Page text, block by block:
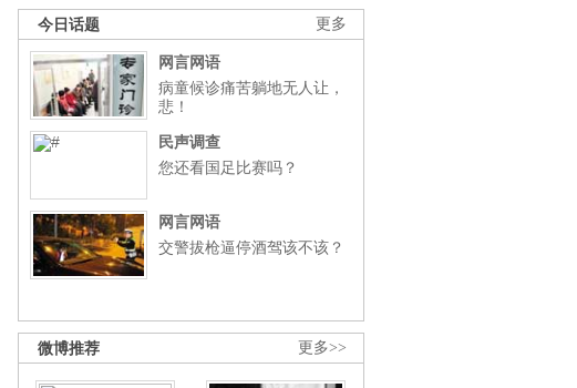
更多
今日话题
网言网语
病童候诊痛苦躺地无人让，
悲！
民声调查
您还看国足比赛吗？
网言网语
交警拔枪逼停酒驾该不该？
更多>>
微博推荐